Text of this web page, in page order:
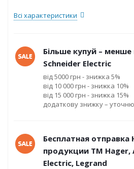
Всі характеристики
Більше купуй –
Schneider Electric
від 5000 грн - знижка 5%
від 10 000 грн - знижка 10%
від 15 000 грн - знижка 15%
додаткову знижку –
Бесплатная
продукции ТМ Hager,
Electric, Legrand